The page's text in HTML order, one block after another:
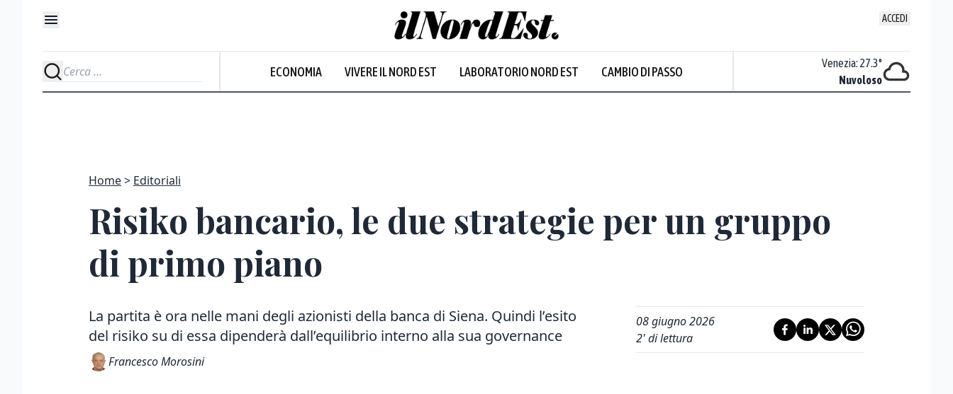
ACCEDI
ECONOMIA VIVERE IL NORD EST LABORATORIO NORD EST CAMBIO DI PASSO
Prevalentemente soleggiato
Venezia: 27.3°
Nuvoloso
Home Editoriali
Risiko bancario, le due strategie per un gruppo
di primo piano
La partita è ora nelle mani degli azionisti della banca di Siena. Quindi l’esito
del risiko su di essa dipenderà dall’equilibrio interno alla sua governance
Francesco Morosini
08 giugno 2026
2' di lettura